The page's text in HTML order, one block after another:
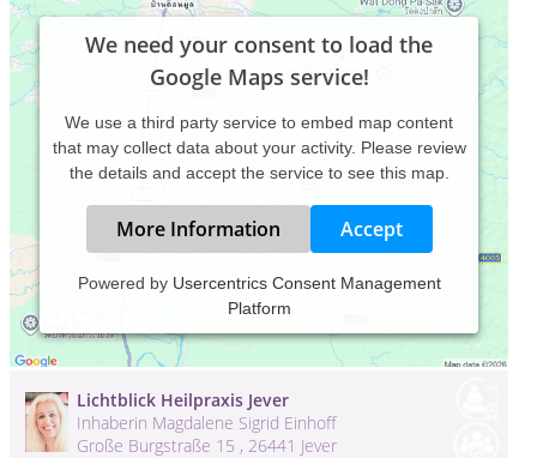
We need your consent to load the
Google Maps service!
We use a third party service to embed map content
that may collect data about your activity. Please review
the details and accept the service to see this map.
More Information Accept
Powered by Usercentrics Consent Management
Platform
Lebensquell Anita Aumer, vormals
Ringstrasse 7 f , 94356 Kirchroth
Lichtblick Heilpraxis Jever
Inhaberin Magdalene Sigrid Einhoff
Große Burgstraße 15 , 26441 Jever